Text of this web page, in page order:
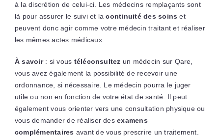
à la discrétion de celui-ci. Les médecins remplaçants sont
là pour assurer le suivi et lacontinuité des soins et
peuvent donc agir comme votre médecin traitant et réaliser
les mêmes actes médicaux.
À savoir: si vous téléconsultez un médecin sur Qare,
vous avez également la possibilité de recevoir une
ordonnance, si nécessaire. Le médecin pourra le juger
utile ou non en fonction de votre état de santé. Il peut
également vous orienter vers une consultation physique ou
vous demander de réaliser desexamens
complémentaires avant de vous prescrire un traitement.